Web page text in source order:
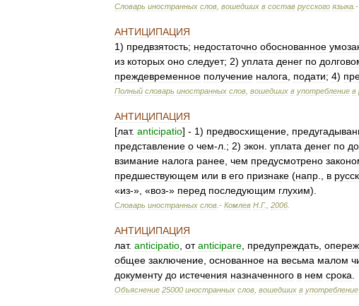
Словарь иностранных слов вошедших в состав русского языка .-
АНТИЦИПАЦИЯ
1) предвзятость; недостаточно обоснованное
из которых оно следует; 2) уплата денег по
преждевременное получение налога подати; 4)
Полный словарь иностранных слов вошедших в употребление в
АНТИЦИПАЦИЯ
[лат. anticipatio] - 1) предвосхищение
представление о чем-л .; 2) экон уплата денег по
взимание налога ранее чем предусмотрено
предшествующем или в его признаке (напр в
«из-», «воз-» перед последующим глухим).
Словарь иностранных слов .- Комлев Н Г. 2006
АНТИЦИПАЦИЯ
лат. anticipatio от anticipare предупреждать
общее заключение основанное на весьма малом
документу до истечения назначенного в нем срока
Объяснение 25000 иностранных слов вошедших в употребление